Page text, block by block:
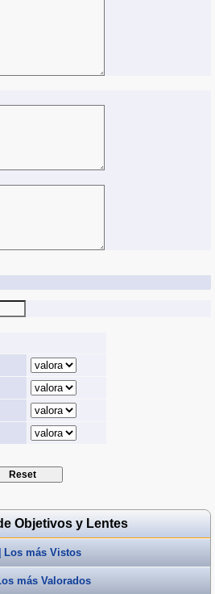
Objetivos y Lentes
Los más Vistos
más Valorados